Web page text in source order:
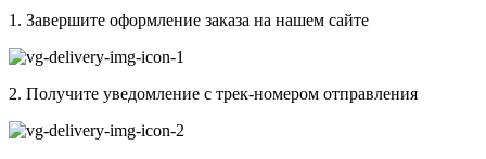
1. Завершите оформление заказа на нашем сайте
2. Получите уведомление с трек-номером отправления